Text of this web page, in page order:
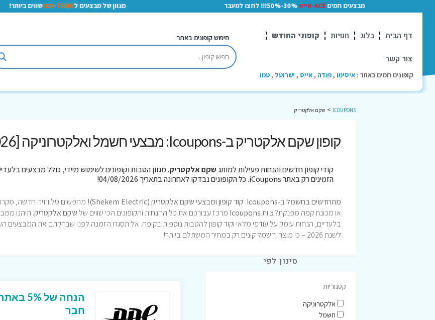
מבצעים חמיםACE-אייס 30%-50%!!! לחצו למעבר מגוון של מבצעים לTEMU-טמו שווים ביותר!
דף הבית בלוג חנויות קופוני החודש
צור קשר
קופונים חמים באתר : איסימו ,פנדה ,אייס , ישרוטל ,טמו
חיפוש קופונים באתר
ICOUPONS
> שקם אלקטריק
קופון שקם אלקטריק ב-Icoupons: מבצעי חשמל ואלקטרוניקה [2026]
קודי קופון חדשים והנחות פעילות למותגשקם אלקטריק. מגוון הטבות וקופונים לשימוש מיידי, כולל מבצעים
הזמינים רק באתר iCoupons. כל הקופונים נבדקו לאחרונה בתאריך 04/08/2026!
מתחדשים בחשמל ב-Icoupons: קוד קופון ומבצעי שקם אלקטריק (Shekem Electric)!
מחפשים טלוויזיה חדשה,
או מכונת קפה מפנקת? צוותIcoupons מרכז עבורכם את כל ההנחות והקופונים הכי שווים של שקם אלקטריק. תיהנו
בלעדיים, הנחות עומק על עודפי מלאי וקוד קופון להטבות נוספות בקופה. אל תסגרו הזמנה לפני שבדקתם את המבצעים
לשנת 2026 – כי מוצרי חשמל קונים רק במחיר המשתלם ביותר!
הנחה
חבר
סינון לפי
קטגוריות
אלקטרוניקה
חשמל